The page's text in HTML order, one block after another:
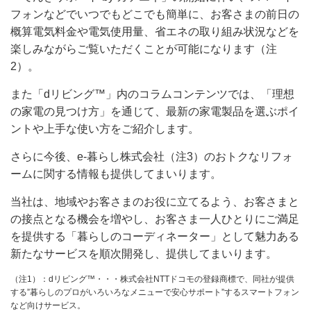
フォンなどでいつでもどこでも簡単に、お客さまの前日の
概算電気料金や電気使用量、省エネの取り組み状況などを
楽しみながらご覧いただくことが可能になります（注
2）。
また「dリビング™」内のコラムコンテンツでは、「理想
の家電の見つけ方」を通じて、最新の家電製品を選ぶポイ
ントや上手な使い方をご紹介します。
さらに今後、e-暮らし株式会社（注3）のおトクなリフォ
ームに関する情報も提供してまいります。
当社は、地域やお客さまのお役に立てるよう、お客さまと
の接点となる機会を増やし、お客さま一人ひとりにご満足
を提供する「暮らしのコーディネーター」として魅力ある
新たなサービスを順次開発し、提供してまいります。
（注1）：dリビング™・・・株式会社NTTドコモの登録商標で、同社が提供
する”暮らしのプロがいろいろなメニューで安心サポート”するスマートフォン
など向けサービス。